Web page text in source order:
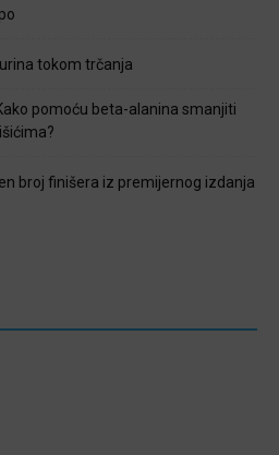
tokom trčanja
pomoću beta-alanina smanjiti
broj finišera iz premijernog izdanja